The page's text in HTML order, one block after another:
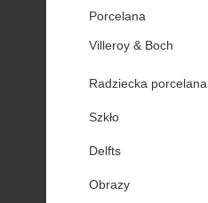
Porcelana
Villeroy & Boch
Radziecka porcelana
Szkło
Delfts
Obrazy